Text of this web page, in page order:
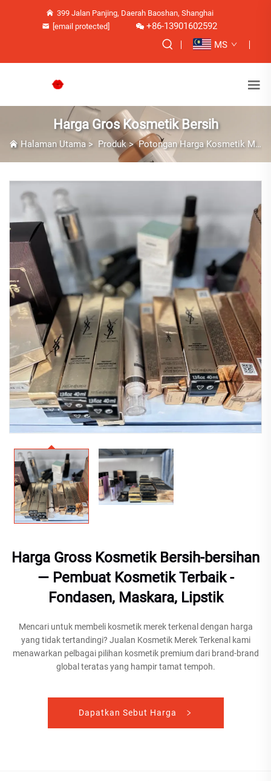
399 Jalan Panjing, Daerah Baoshan, Shanghai
[email protected]
+86-13901602592
MS
Harga Gros Kosmetik Bersih
Halaman Utama > Produk >Potongan Harga Kosmetik Merek Besar Tidak Berlaku
Harga Gross Kosmetik Bersih-bersihan
— Pembuat Kosmetik Terbaik -
Fondasen, Maskara, Lipstik
Mencari untuk membeli kosmetik merek terkenal dengan harga
yang tidak tertandingi? Jualan Kosmetik Merek Terkenal kami
menawarkan pelbagai pilihan kosmetik premium dari brand-brand
global teratas yang hampir tamat tempoh.
Dapatkan Sebut Harga